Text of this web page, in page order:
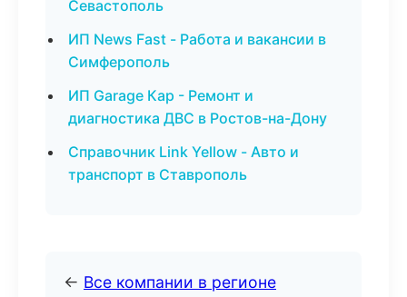
Севастополь
ИП News Fast - Работа и вакансии в
Симферополь
ИП Garage Кар - Ремонт и
диагностика ДВС в Ростов-на-Дону
Справочник Link Yellow - Авто и
транспорт в Ставрополь
← Все компании в регионе